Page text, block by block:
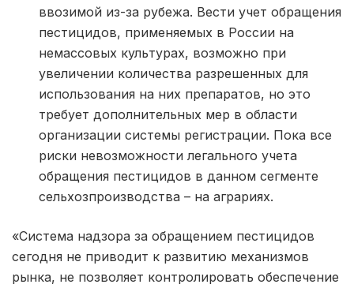
ввозимой из-за рубежа. Вести учет обращения
пестицидов, применяемых в России на
немассовых культурах, возможно при
увеличении количества разрешенных для
использования на них препаратов, но это
требует дополнительных мер в области
организации системы регистрации. Пока все
риски невозможности легального учета
обращения пестицидов в данном сегменте
сельхозпроизводства – на аграриях.
«Система надзора за обращением пестицидов
сегодня не приводит к развитию механизмов
рынка, не позволяет контролировать обеспечение